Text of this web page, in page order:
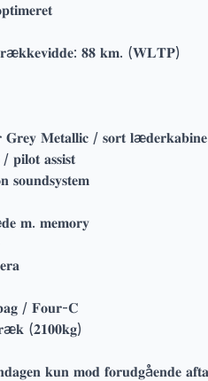
𝐫æ𝐤𝐤𝐞𝐯𝐢𝐝𝐝𝐞: 𝟖𝟖 𝐤𝐦. (𝐖𝐋𝐓𝐏)
𝐌𝐞𝐭𝐚𝐥𝐥𝐢𝐜 / 𝐬𝐨𝐫𝐭 𝐥æ𝐝𝐞𝐫𝐤𝐚𝐛𝐢𝐧𝐞
𝐚𝐬𝐬𝐢𝐬𝐭
𝐦. 𝐦𝐞𝐦𝐨𝐫𝐲
𝐛𝐚𝐠 / 𝐅𝐨𝐮𝐫-𝐂
(𝟐𝟏𝟎𝟎𝐤𝐠)
𝐤𝐮𝐧 𝐦𝐨𝐝 𝐟𝐨𝐫𝐮𝐝𝐠å𝐞𝐧𝐝𝐞